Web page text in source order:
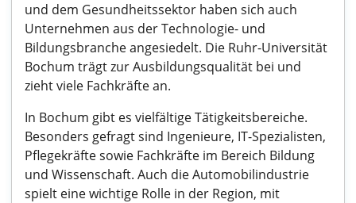
und dem Gesundheitssektor haben sich auch
Unternehmen aus der Technologie- und
Bildungsbranche angesiedelt. Die Ruhr-Universität
Bochum trägt zur Ausbildungsqualität bei und
zieht viele Fachkräfte an.
In Bochum gibt es vielfältige Tätigkeitsbereiche.
Besonders gefragt sind Ingenieure, IT-Spezialisten,
Pflegekräfte sowie Fachkräfte im Bereich Bildung
und Wissenschaft. Auch die Automobilindustrie
spielt eine wichtige Rolle in der Region, mit